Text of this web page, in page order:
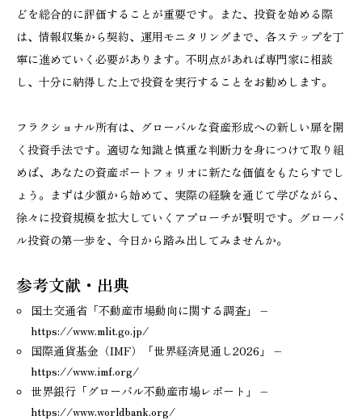
どを総合的に評価することが重要です。また、投資を始める際
は、情報収集から契約、運用モニタリングまで、各ステップを丁
寧に進めていく必要があります。不明点があれば専門家に相談
し、十分に納得した上で投資を実行することをお勧めします。
フラクショナル所有は、グローバルな資産形成への新しい扉を開
く投資手法です。適切な知識と慎重な判断力を身につけて取り組
めば、あなたの資産ポートフォリオに新たな価値をもたらすでし
ょう。まずは少額から始めて、実際の経験を通じて学びながら、
徐々に投資規模を拡大していくアプローチが賢明です。グローバ
ル投資の第一歩を、今日から踏み出してみませんか。
参考文献・出典
国土交通省「不動産市場動向に関する調査」 –
https://www.mlit.go.jp/
国際通貨基金（IMF）「世界経済見通し2026」 –
https://www.imf.org/
世界銀行「グローバル不動産市場レポート」 –
https://www.worldbank.org/